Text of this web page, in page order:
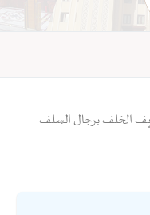
الخلف برجال السلف